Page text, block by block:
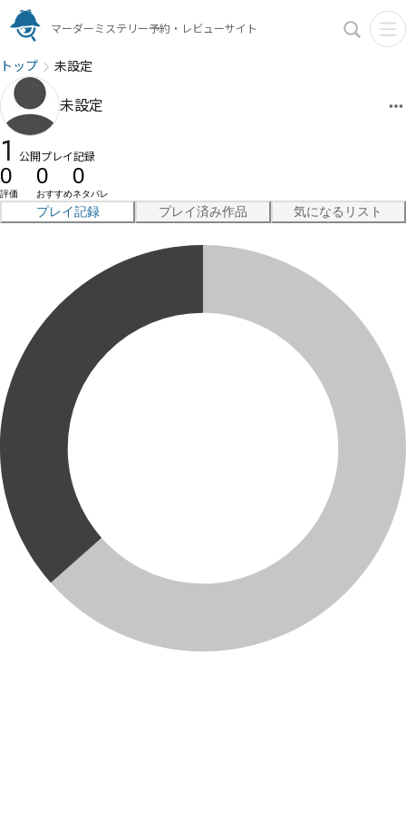
マーダーミステリー予約・レビューサイト
トップ 未設定
未設定
1 公開プレイ記録
0
評価
0
おすすめ
0
ネタバレ
プレイ記録 プレイ済み作品 気になるリスト